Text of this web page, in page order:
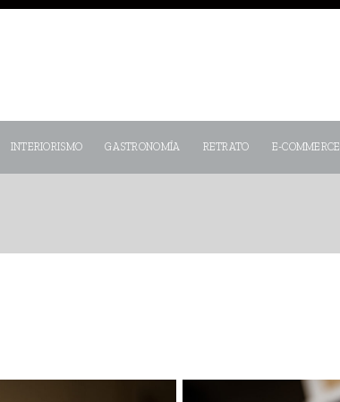
INTERIORISMO GASTRONOMÍA RETRATO E-COMMERCE